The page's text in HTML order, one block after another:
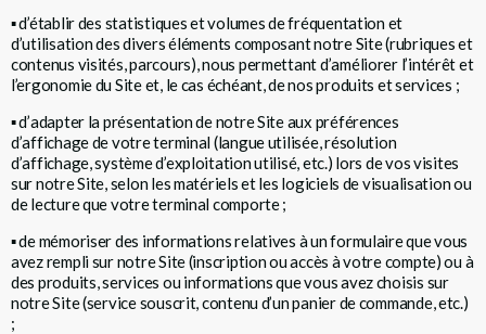
▪d’établir des statistiques et volumes de fréquentation et
d’utilisation des divers éléments composant notre Site (rubriques et
contenus visités, parcours), nous permettant d’améliorer l’intérêt et
l’ergonomie du Site et, le cas échéant, de nos produits et services ;
▪d’adapter la présentation de notre Site aux préférences
d’affichage de votre terminal (langue utilisée, résolution
d’affichage, système d’exploitation utilisé, etc.) lors de vos visites
sur notre Site, selon les matériels et les logiciels de visualisation ou
de lecture que votre terminal comporte ;
▪de mémoriser des informations relatives à un formulaire que vous
avez rempli sur notre Site (inscription ou accès à votre compte) ou à
des produits, services ou informations que vous avez choisis sur
notre Site (service souscrit, contenu d’un panier de commande, etc.)
;